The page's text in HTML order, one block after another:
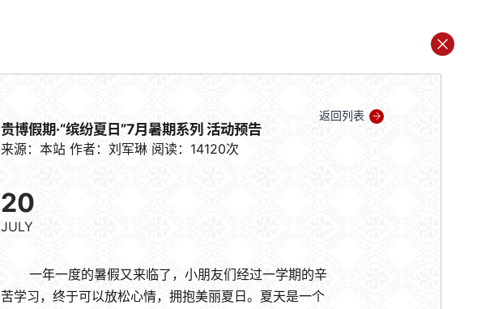
返回列表
贵博假期·“缤纷夏日”7月暑期系列 活动预告
来源：本站 作者：刘军琳 阅读：14120次
20
JULY
一年一度的暑假又来临了，小朋友们经过一学期的辛
苦学习，终于可以放松心情，拥抱美丽夏日。夏天是一个